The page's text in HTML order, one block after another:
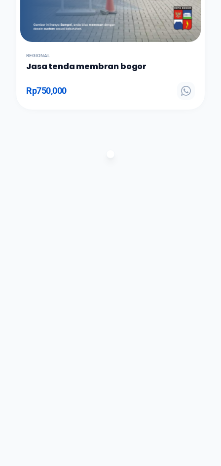
REGIONAL
Jasa tenda membran bogor
Rp750,000